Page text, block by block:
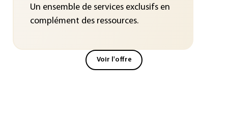
Un ensemble de services exclusifs en
complément des ressources.
Voir l'offre